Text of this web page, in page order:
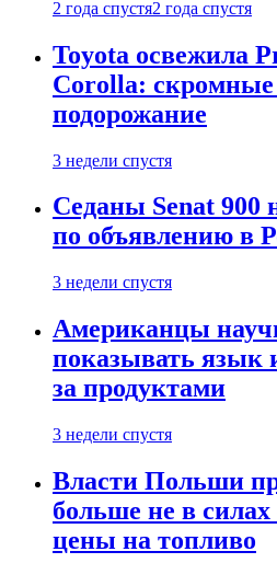
2 года спустя2 года спустя
Toyota освежила
Corolla: скромные
подорожание
3 недели спустя
Седаны Senat 900
по объявлению в
3 недели спустя
Американцы
показывать язык
за продуктами
3 недели спустя
Власти Польши
больше не в
цены на топливо